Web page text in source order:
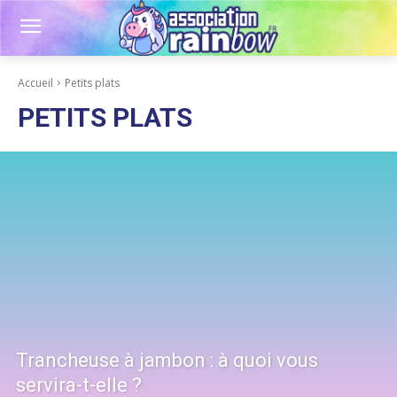
Accueil Petits plats
PETITS PLATS
Trancheuse à jambon : à quoi vous
servira-t-elle ?